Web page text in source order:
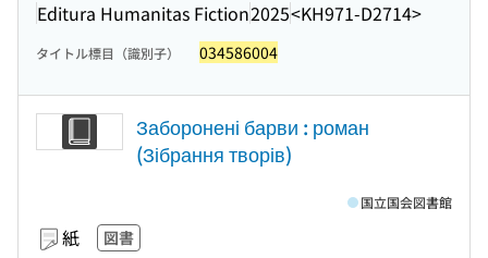
Editura Humanitas Fiction2025<KH971-D2714>
タイトル標目（識別子） 034586004
Заборонені барви : роман
(Зібрання творів)
紙 図書
国立国会図書館